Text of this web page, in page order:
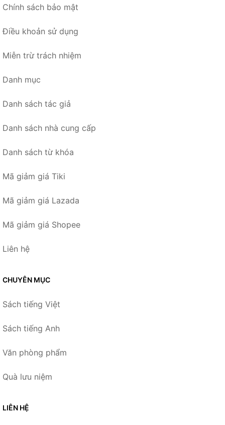
Chính sách bảo mật
Điều khoản sử dụng
Miễn trừ trách nhiệm
Danh mục
Danh sách tác giả
Danh sách nhà cung cấp
Danh sách từ khóa
Mã giảm giá Tiki
Mã giảm giá Lazada
Mã giảm giá Shopee
Liên hệ
CHUYÊN MỤC
Sách tiếng Việt
Sách tiếng Anh
Văn phòng phẩm
Quà lưu niệm
LIÊN HỆ